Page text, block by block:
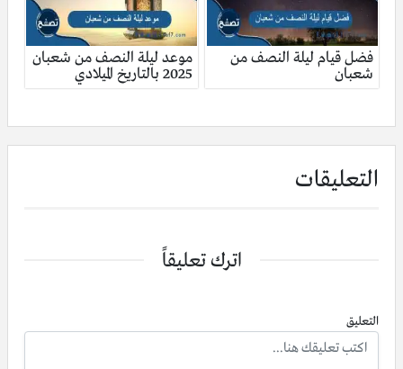
فضل قيام ليلة النصف من
شعبان
موعد ليلة النصف من شعبان
2025 بالتاريخ الميلادي
التعليقات
اترك تعليقاً
التعليق